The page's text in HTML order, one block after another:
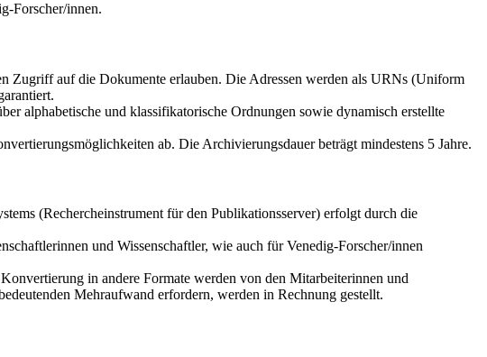
Forscher/innen.
Zugriff auf die Dokumente erlauben. Die Adressen werden als URNs (Uniform
alphabetische und klassifikatorische Ordnungen sowie dynamisch erstellte
ab. Die Archivierungsdauer beträgt mindestens 5 Jahre.
(Rechercheinstrument für den Publikationsserver) erfolgt durch die
und Wissenschaftler, wie auch für Venedig-Forscher/innen
in andere Formate werden von den Mitarbeiterinnen und
Mehraufwand erfordern, werden in Rechnung gestellt.